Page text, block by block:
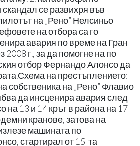
се развихря във
на „Рено” Нелсиньо
на отбора са го
авария по време на Гран
2008 г., за да помогне на по-
отбор Фернандо Алонсо да
на престъплението:
собственика на „Рено” Флавио
да инсценира авария след
на 13 и 14 кръг в района на 17
кранове, затова на
машината по
стартирал от 15-та